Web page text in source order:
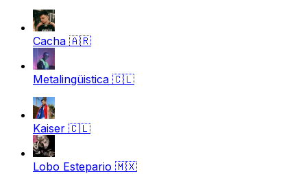
Cacha 🇦🇷
Metalingüistica 🇨🇱
Kaiser 🇨🇱
Lobo Estepario 🇲🇽